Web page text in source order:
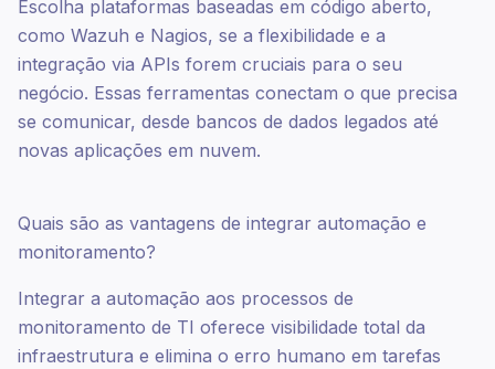
Escolha plataformas baseadas em código aberto,
como Wazuh e Nagios, se a flexibilidade e a
integração via APIs forem cruciais para o seu
negócio. Essas ferramentas conectam o que precisa
se comunicar, desde bancos de dados legados até
novas aplicações em nuvem.
Quais são as vantagens de integrar automação e
monitoramento?
Integrar a automação aos processos de
monitoramento de TI oferece visibilidade total da
infraestrutura e elimina o erro humano em tarefas